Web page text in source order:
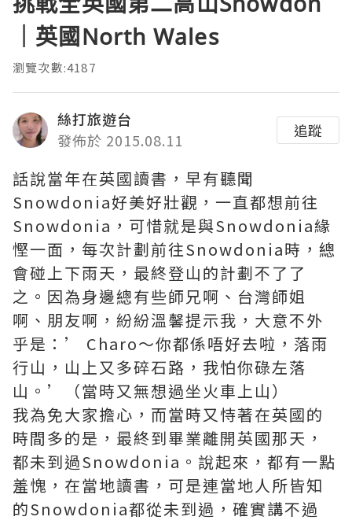
｜英國North Wales
瀏覽次數:4187
絲打旅遊台
發佈於 2015.08.11
追蹤
話說當年在英國讀書，早有聽聞
Snowdonia好美好壯觀，一直都想前往
Snowdonia，可惜就是與Snowdonia緣
慳一面，每次計劃前往Snowdonia時，總
會碰上下雨天，最終登山的計劃不了了
之。因為身邊總有些師兄啊、台灣師姐
啊、朋友啊，紛紛溫馨提示我，大意不外
乎是：’ Charo～你都係唔好去啦，落雨
行山，山上又多碎石路，我怕你碌左落
山。’（當時又無想過坐火車上山）
我為免大家擔心，而當時又恃著在英國的
時間多的是，最終到畢業離開英國那天，
都未到過Snowdonia。說起來，都有一點
羞愧，在當地讀書，可是連當地人所皆知
的Snowdonia都從未到過，確實講不過